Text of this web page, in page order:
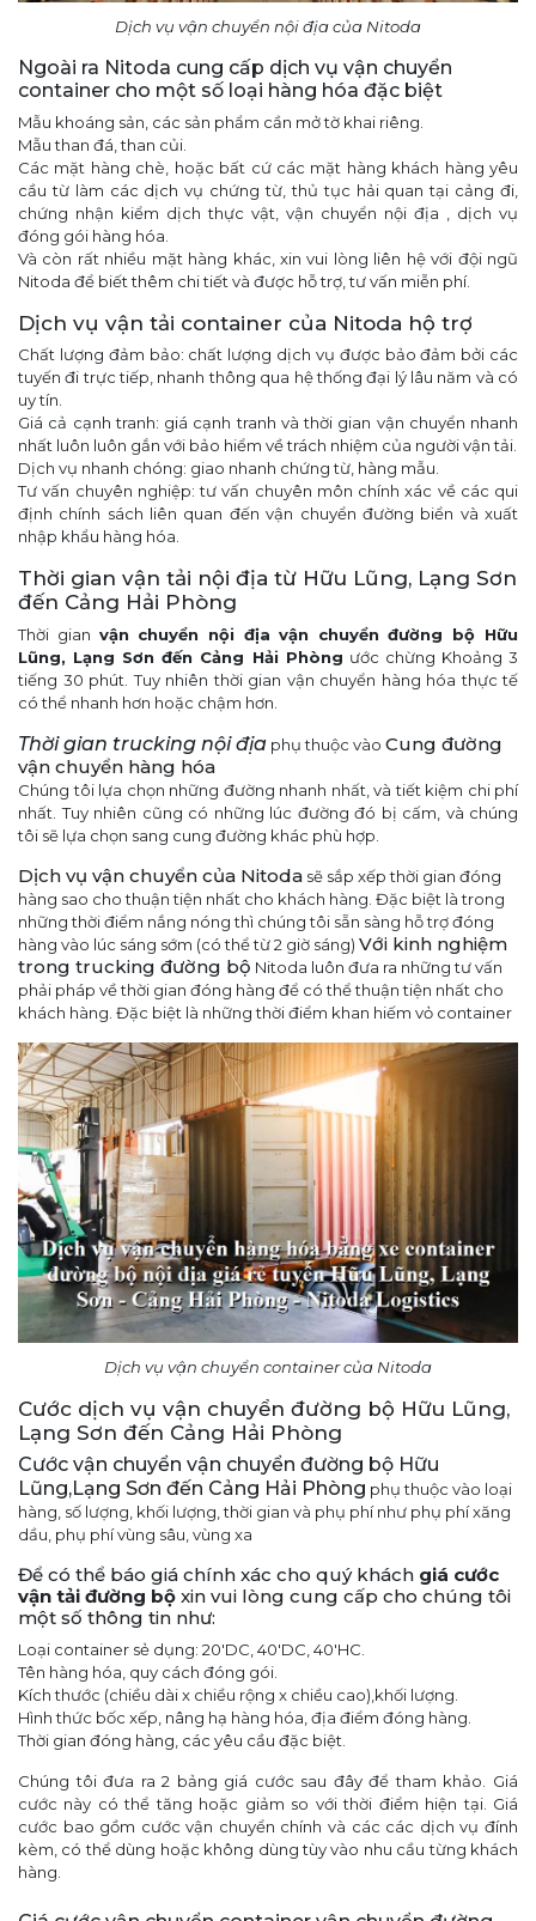
Dịch vụ vận chuyển nội địa của Nitoda
Ngoài ra Nitoda cung cấp dịch vụ vận chuyển
container cho một số loại hàng hóa đặc biệt
Mẫu khoáng sản, các sản phẩm cần mở tờ khai riêng.
Mẫu than đá, than củi.
Các mặt hàng chè, hoặc bất cứ các mặt hàng khách hàng yêu
cầu từ làm các dịch vụ chứng từ, thủ tục hải quan tại cảng đi,
chứng nhận kiểm dịch thực vật, vận chuyển nội địa , dịch vụ
đóng gói hàng hóa.
Và còn rất nhiều mặt hàng khác, xin vui lòng liên hệ với đội ngũ
Nitoda để biết thêm chi tiết và được hỗ trợ, tư vấn miễn phí.
Dịch vụ vận tải container của Nitoda hộ trợ
Chất lượng đảm bảo: chất lượng dịch vụ được bảo đảm bởi các
tuyến đi trực tiếp, nhanh thông qua hệ thống đại lý lâu năm và có
uy tín.
Giá cả cạnh tranh: giá cạnh tranh và thời gian vận chuyển nhanh
nhất luôn luôn gắn với bảo hiểm về trách nhiệm của người vận tải.
Dịch vụ nhanh chóng: giao nhanh chứng từ, hàng mẫu.
Tư vấn chuyên nghiệp: tư vấn chuyên môn chính xác về các qui
định chính sách liên quan đến vận chuyển đường biển và xuất
nhập khẩu hàng hóa.
Thời gian vận tải nội địa từ Hữu Lũng, Lạng Sơn
đến Cảng Hải Phòng
Thời gian vận chuyển nội địa vận chuyển đường bộ Hữu
Lũng, Lạng Sơn đến Cảng Hải Phòng ước chừng Khoảng 3
tiếng 30 phút. Tuy nhiên thời gian vận chuyển hàng hóa thực tế
có thể nhanh hơn hoặc chậm hơn.
Thời gian trucking nội địa phụ thuộc vào Cung đường
vận chuyển hàng hóa
Chúng tôi lựa chọn những đường nhanh nhất, và tiết kiệm chi phí
nhất. Tuy nhiên cũng có những lúc đường đó bị cấm, và chúng
tôi sẽ lựa chọn sang cung đường khác phù hợp.
Dịch vụ vận chuyển của Nitoda sẽ sắp xếp thời gian đóng
hàng sao cho thuận tiện nhất cho khách hàng. Đặc biệt là trong
những thời điểm nắng nóng thì chúng tôi sẵn sàng hỗ trợ đóng
hàng vào lúc sáng sớm (có thể từ 2 giờ sáng) Với kinh nghiệm
trong trucking đường bộ Nitoda luôn đưa ra những tư vấn
phải pháp về thời gian đóng hàng để có thể thuận tiện nhất cho
khách hàng. Đặc biệt là những thời điểm khan hiếm vỏ container
Dịch vụ vận chuyển container của Nitoda
Cước dịch vụ vận chuyển đường bộ Hữu Lũng,
Lạng Sơn đến Cảng Hải Phòng
Cước vận chuyển vận chuyển đường bộ Hữu
Lũng,Lạng Sơn đến Cảng Hải Phòng phụ thuộc vào loại
hàng, số lượng, khối lượng, thời gian và phụ phí như phụ phí xăng
dầu, phụ phí vùng sâu, vùng xa
Để có thể báo giá chính xác cho quý khách giá cước
vận tải đường bộ xin vui lòng cung cấp cho chúng tôi
một số thông tin như:
Loại container sẻ dụng: 20'DC, 40'DC, 40'HC.
Tên hàng hóa, quy cách đóng gói.
Kích thước (chiều dài x chiều rộng x chiều cao),khối lượng.
Hình thức bốc xếp, nâng hạ hàng hóa, địa điểm đóng hàng.
Thời gian đóng hàng, các yêu cầu đặc biệt.
Chúng tôi đưa ra 2 bảng giá cước sau đây để tham khảo. Giá
cước này có thể tăng hoặc giảm so với thời điểm hiện tại. Giá
cước bao gồm cước vận chuyển chính và các các dịch vụ đính
kèm, có thể dùng hoặc không dùng tùy vào nhu cầu từng khách
hàng.